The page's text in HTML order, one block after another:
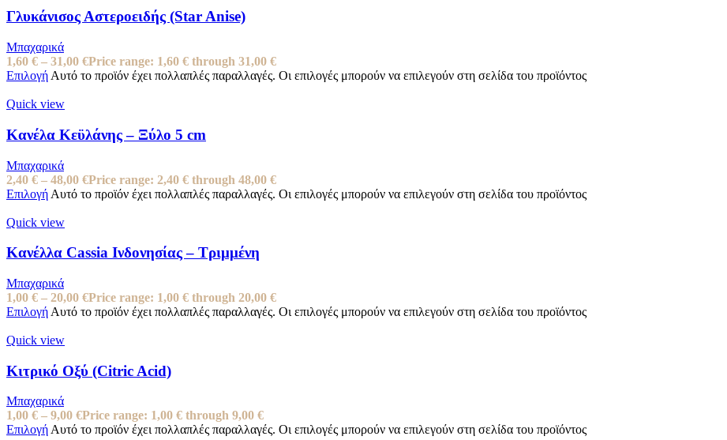
Γλυκάνισος Αστεροειδής (Star Anise)
Μπαχαρικά
1,60 € – 31,00 €Price range: 1,60 € through 31,00 €
Επιλογή Αυτό το προϊόν έχει πολλαπλές παραλλαγές. Οι επιλογές μπορούν να επιλεγούν στη σελίδα του προϊόντος
Quick view
Κανέλα Κεϋλάνης – Ξύλο 5 cm
Μπαχαρικά
2,40 € – 48,00 €Price range: 2,40 € through 48,00 €
Επιλογή Αυτό το προϊόν έχει πολλαπλές παραλλαγές. Οι επιλογές μπορούν να επιλεγούν στη σελίδα του προϊόντος
Quick view
Κανέλλα Cassia Ινδονησίας – Τριμμένη
Μπαχαρικά
1,00 € – 20,00 €Price range: 1,00 € through 20,00 €
Επιλογή Αυτό το προϊόν έχει πολλαπλές παραλλαγές. Οι επιλογές μπορούν να επιλεγούν στη σελίδα του προϊόντος
Quick view
Κιτρικό Οξύ (Citric Acid)
Μπαχαρικά
1,00 € – 9,00 €Price range: 1,00 € through 9,00 €
Επιλογή Αυτό το προϊόν έχει πολλαπλές παραλλαγές. Οι επιλογές μπορούν να επιλεγούν στη σελίδα του προϊόντος